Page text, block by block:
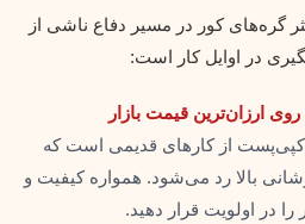
گره‌های کور در مسیر دفاع ناشی از
در اوایل کار است:
ارزان‌ترین قیمت بازار
کپی‌پست از کارهای قدیمی است که
بالا رد می‌شود. همواره کیفیت و
در اولویت قرار دهید.